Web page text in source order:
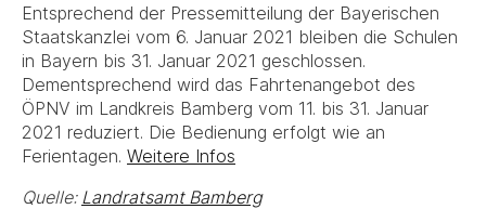
Entsprechend der Pressemitteilung der Bayerischen
Staatskanzlei vom 6. Januar 2021 bleiben die Schulen
in Bayern bis 31. Januar 2021 geschlossen.
Dementsprechend wird das Fahrtenangebot des
ÖPNV im Landkreis Bamberg vom 11. bis 31. Januar
2021 reduziert. Die Bedienung erfolgt wie an
Ferientagen. Weitere Infos
Quelle: Landratsamt Bamberg